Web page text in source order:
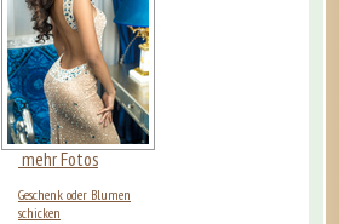
mehr Fotos
Geschenk oder Blumen
schicken